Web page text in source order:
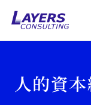
人的資